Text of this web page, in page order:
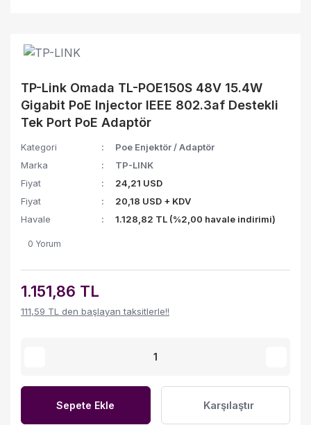
TP-Link Omada TL-POE150S 48V 15.4W
Gigabit PoE Injector IEEE 802.3af Destekli
Tek Port PoE Adaptör
Kategori
Poe Enjektör / Adaptör
Marka
TP-LINK
Fiyat
24,21 USD
Fiyat
20,18 USD + KDV
Havale
1.128,82 TL (%2,00 havale indirimi)
0 Yorum
1.151,86 TL
111,59 TL den başlayan taksitlerle!!
Sepete Ekle Karşılaştır